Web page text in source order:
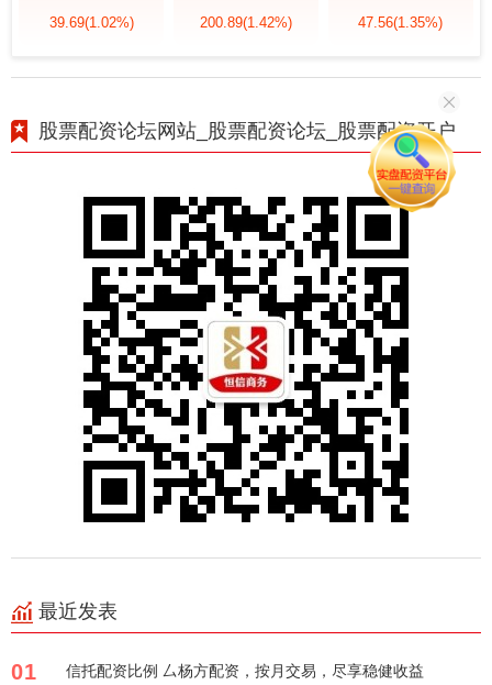
39.69(1.02%) 200.89(1.42%) 47.56(1.35%)
股票配资论坛网站_股票配资论坛_股票配资开户
最近发表
01 信托配资比例 厶杨方配资，按月交易，尽享稳健收益